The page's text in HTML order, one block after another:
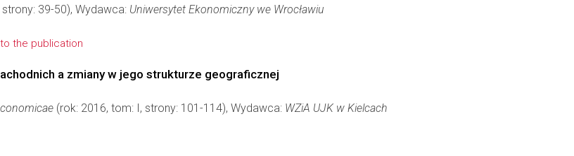
39-50), Wydawca: Uniwersytet Ekonomiczny we Wrocławiu
the publication
a zmiany w jego strukturze geograficznej
(rok: 2016, tom: I, strony: 101-114), Wydawca: WZiA UJK w Kielcach